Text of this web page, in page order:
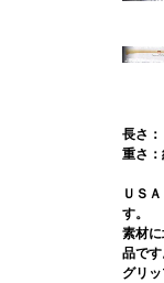
長さ
重さ
ＵＳ
す。
素材
品で
グリ